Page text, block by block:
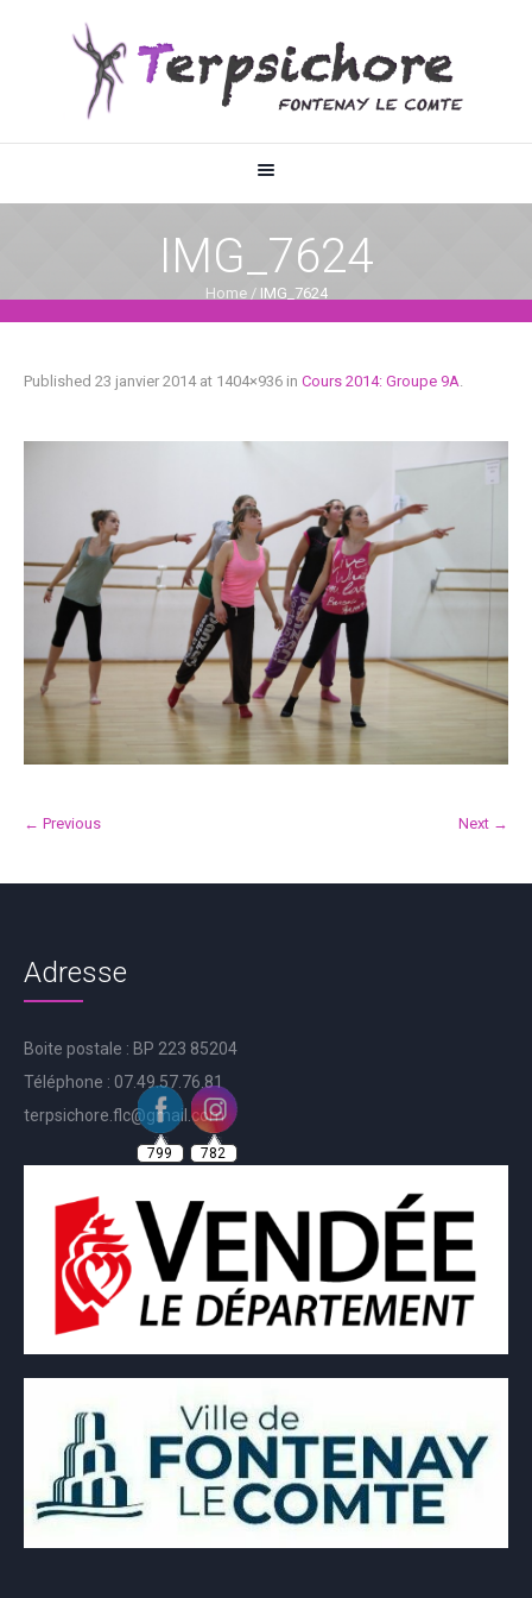
IMG_7624
Home / IMG_7624
Published 23 janvier 2014at 1404×936 in Cours 2014: Groupe 9A.
← Previous Next →
Adresse
Boite postale : BP 223 85204
Téléphone : 07.49.57.76.81
terpsichore.flc@gmail.com
799 782